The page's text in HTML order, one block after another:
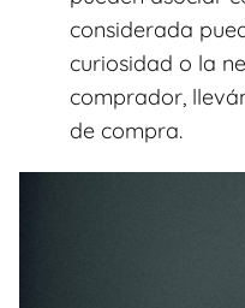
considerada
curiosidad o la
comprador,
de compra.